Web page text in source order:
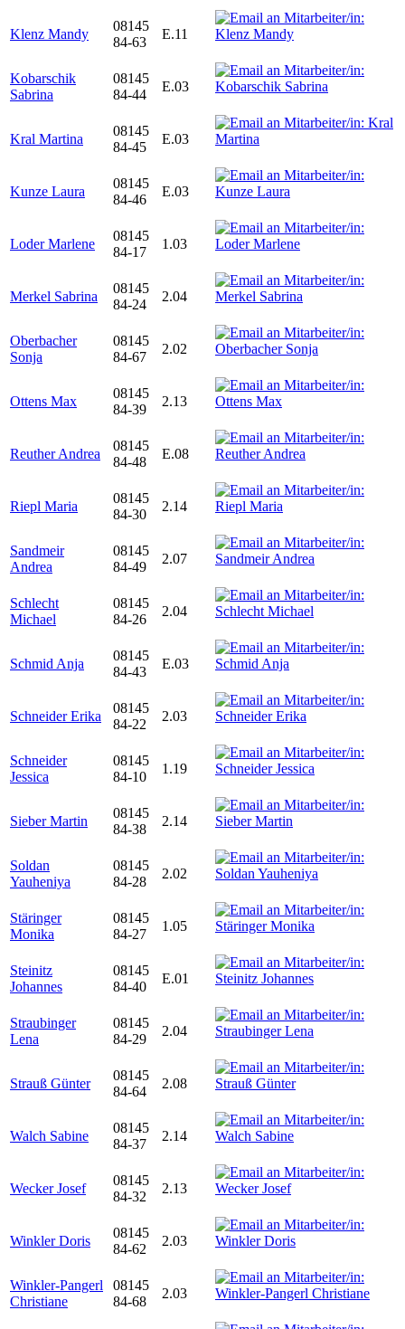
Klenz Mandy
08145
84-63
E.11
Kobarschik
Sabrina
08145
84-44
E.03
Kral Martina
08145
84-45
E.03
Kunze Laura
08145
84-46
E.03
Loder Marlene
08145
84-17
1.03
Merkel Sabrina
08145
84-24
2.04
Oberbacher
Sonja
08145
84-67
2.02
Ottens Max
08145
84-39
2.13
Reuther Andrea
08145
84-48
E.08
Riepl Maria
08145
84-30
2.14
Sandmeir
Andrea
08145
84-49
2.07
Schlecht
Michael
08145
84-26
2.04
Schmid Anja
08145
84-43
E.03
Schneider Erika
08145
84-22
2.03
Schneider
Jessica
08145
84-10
1.19
Sieber Martin
08145
84-38
2.14
Soldan
Yauheniya
08145
84-28
2.02
Stäringer
Monika
08145
84-27
1.05
Steinitz
Johannes
08145
84-40
E.01
Straubinger
Lena
08145
84-29
2.04
Strauß Günter
08145
84-64
2.08
Walch Sabine
08145
84-37
2.14
Wecker Josef
08145
84-32
2.13
Winkler Doris
08145
84-62
2.03
Winkler-Pangerl
Christiane
08145
84-68
2.03